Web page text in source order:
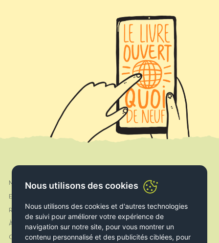
Nous utilisons des cookies
Nous utilisons des cookies et d'autres technologies
de suivi pour améliorer votre expérience de
navigation sur notre site, pour vous montrer un
contenu personnalisé et des publicités ciblées, pour
Mon compte
Expédition & Livraison
Retours & Echanges
À propos de nous
Contact
Facebook